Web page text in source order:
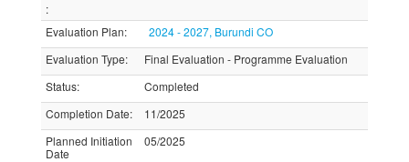
:
Evaluation Plan:
2024 - 2027, Burundi CO
Evaluation Type:
Final Evaluation - Programme Evaluation
Status:
Completed
Completion Date:
11/2025
Planned Initiation
Date
05/2025